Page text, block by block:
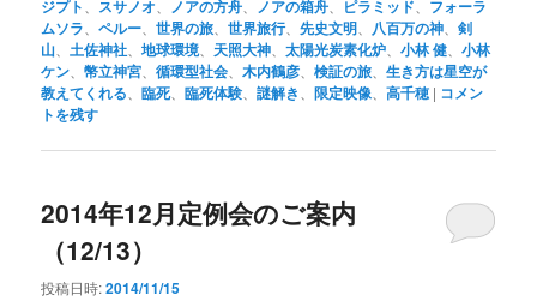
ジプト スサノオ ノアの方舟 ノアの箱舟 ピラミッド
フォーラ
ムソラ 、ペルー 、世界の旅 、世界旅行、先史文明 八百万の神 、剣
山
土佐神社 、地球環境 天照大神 、太陽光炭素化炉 、小林 健 、小林
ケン 、幣立神宮 、循環型社会 、木内鶴彦 、検証の旅 、生き方は星空が
教えてくれる 、臨死、臨死体験 、謎解き 、限定映像 、高千穂 | コメン
トを残す
2014年12月定例会のご案内
（12/13）
投稿日時:2014/11/15